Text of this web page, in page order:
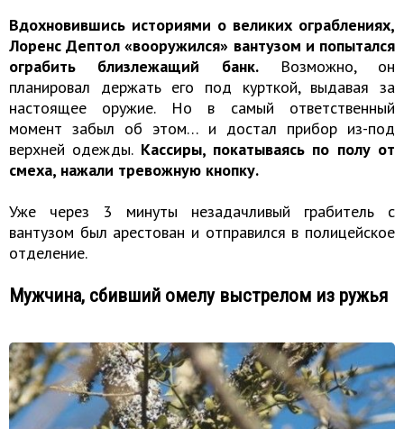
Вдохновившись историями о великих ограблениях,
Лоренс Дептол «вооружился» вантузом и попытался
ограбить близлежащий банк.Возможно, он
планировал держать его под курткой, выдавая за
настоящее оружие. Но в самый ответственный
момент забыл об этом… и достал прибор из-под
верхней одежды. Кассиры, покатываясь по полу от
смеха, нажали тревожную кнопку.
Уже через 3 минуты незадачливый грабитель с
вантузом был арестован и отправился в полицейское
отделение.
Мужчина, сбивший омелу выстрелом из ружья